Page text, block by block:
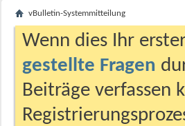
vBulletin-Systemmitteilung
Wenn dies Ihr
gestellte Fragen
Beiträge verfassen